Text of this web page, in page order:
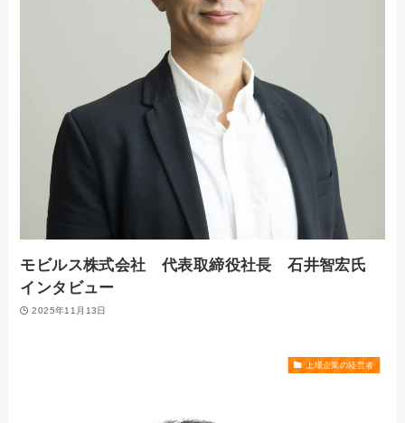
モビルス株式会社 代表取締役社長 石井智宏氏
インタビュー
2025年11月13日
上場企業の経営者